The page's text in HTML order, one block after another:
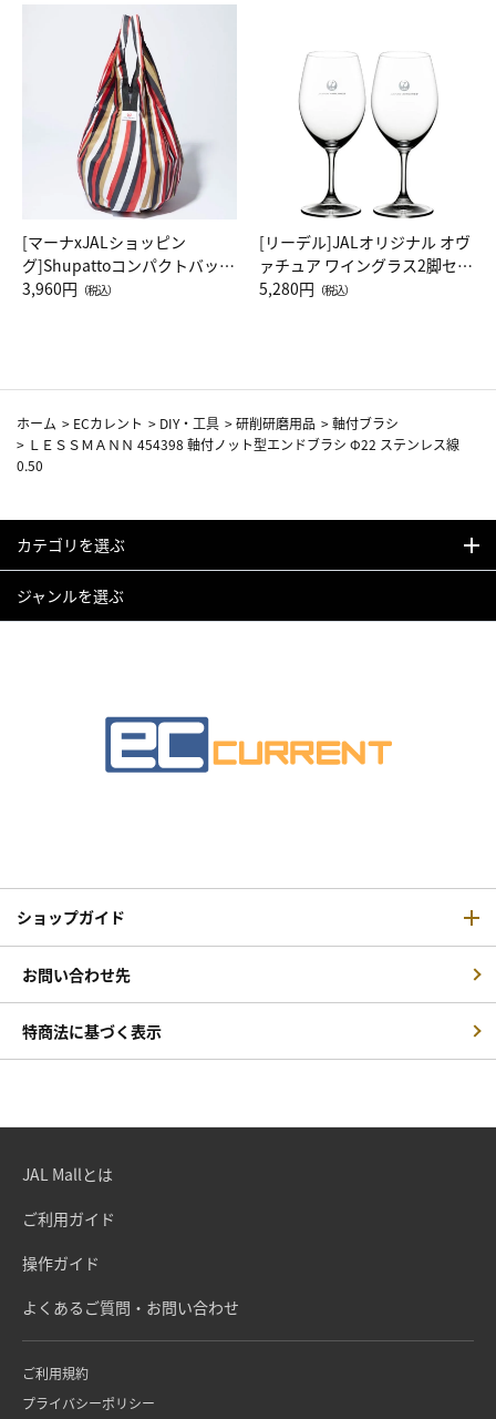
[マーナxJALショッピン
グ]Shupattoコンパクトバッグ
Drop JAL客室乗務員（LC）ス
3,960円 （税込）
[リーデル]JALオリジナル オヴ
ァチュア ワイングラス2脚セッ
ト（レッドワイン）
5,280円 （税込）
ホーム > ECカレント > DIY・工具 >研削研磨用品 >軸付ブラシ
> ＬＥＳＳＭＡＮＮ 454398 軸付ノット型エンドブラシ Φ22 ステンレス線
0.50
カテゴリを選ぶ
ジャンルを選ぶ
ショップガイド
お問い合わせ先
特商法に基づく表示
JAL Mallとは
ご利用ガイド
操作ガイド
よくあるご質問・お問い合わせ
ご利用規約
プライバシーポリシー